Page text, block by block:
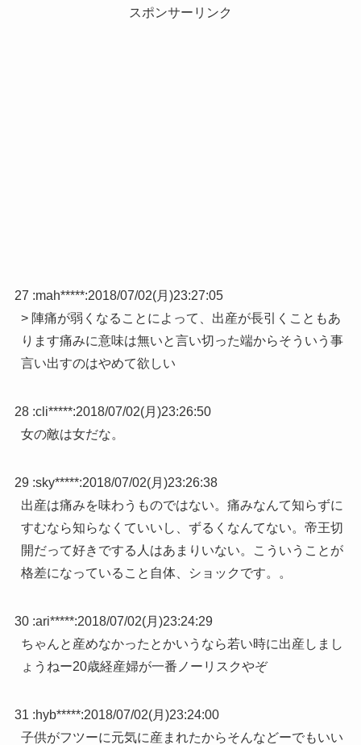
スポンサーリンク
27 :mah*****:2018/07/02(月)23:27:05
> 陣痛が弱くなることによって、出産が長引くこともあ
ります痛みに意味は無いと言い切った端からそういう事
言い出すのはやめて欲しい
28 :cli*****:2018/07/02(月)23:26:50
女の敵は女だな。
29 :sky*****:2018/07/02(月)23:26:38
出産は痛みを味わうものではない。痛みなんて知らずに
すむなら知らなくていいし、ずるくなんてない。帝王切
開だって好きでする人はあまりいない。こういうことが
格差になっていること自体、ショックです。。
30 :ari*****:2018/07/02(月)23:24:29
ちゃんと産めなかったとかいうなら若い時に出産しまし
ょうねー20歳経産婦が一番ノーリスクやぞ
31 :hyb*****:2018/07/02(月)23:24:00
子供がフツーに元気に産まれたからそんなどーでもいい